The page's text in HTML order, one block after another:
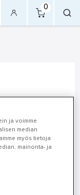
0
ja voimme
median
myös tietoja
mainonta- ja